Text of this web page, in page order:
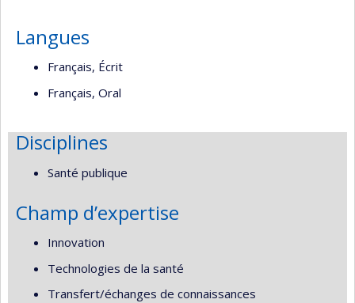
Langues
Français, Écrit
Français, Oral
Disciplines
Santé publique
Champ d’expertise
Innovation
Technologies de la santé
Transfert/échanges de connaissances